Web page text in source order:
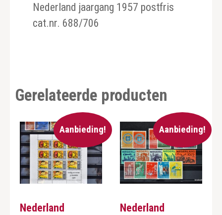
Nederland jaargang 1957 postfris
cat.nr. 688/706
Gerelateerde producten
Aanbieding!
Nederland
Aanbieding!
Nederland